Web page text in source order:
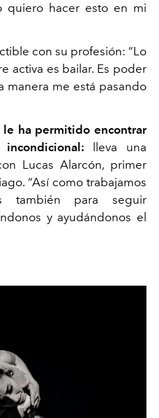
quiero hacer esto en mi
con su profesión: “Lo
activa es bailar. Es poder
manera me está pasando
ha permitido encontrar
lleva una
Lucas Alarcón, primer
“Así como trabajamos
también para seguir
y ayudándonos el